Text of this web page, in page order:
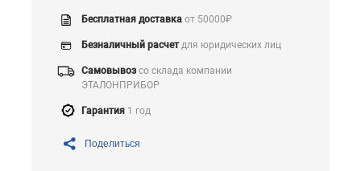
Бесплатная доставка от 50000₽
Безналичный расчетдля юридических лиц
Самовывозсо склада компании
ЭТАЛОНПРИБОР
Гарантия 1 год
Поделиться